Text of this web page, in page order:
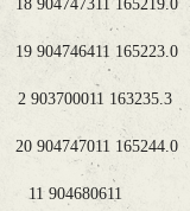
165219.0
165223.0
163235.3
165244.0
11 904680611